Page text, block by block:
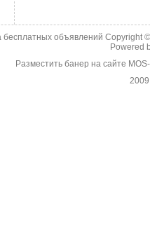
бесплатных объявлений Copyright
Powered
Разместить банер на сайте